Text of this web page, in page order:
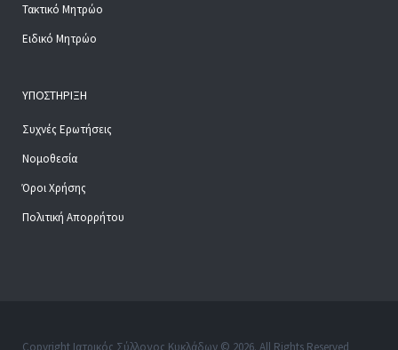
Τακτικό Μητρώο
Ειδικό Μητρώο
ΥΠΟΣΤΉΡΙΞΗ
Συχνές Ερωτήσεις
Νομοθεσία
Όροι Χρήσης
Πολιτική Απορρήτου
Copyright Ιατρικός Σύλλογος Κυκλάδων © 2026. All Rights Reserved